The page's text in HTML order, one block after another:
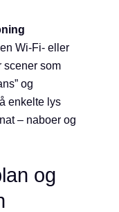
Wi-Fi- eller
scener som
og
enkelte lys
– naboer og
og